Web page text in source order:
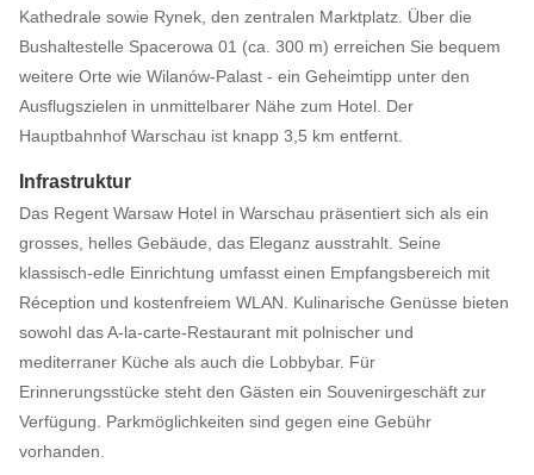
Kathedrale sowie Rynek, den zentralen Marktplatz. Über die
Bushaltestelle Spacerowa 01 (ca. 300 m) erreichen Sie bequem
weitere Orte wie Wilanów-Palast - ein Geheimtipp unter den
Ausflugszielen in unmittelbarer Nähe zum Hotel. Der
Hauptbahnhof Warschau ist knapp 3,5 km entfernt.
Infrastruktur
Das Regent Warsaw Hotel in Warschau präsentiert sich als ein
grosses, helles Gebäude, das Eleganz ausstrahlt. Seine
klassisch-edle Einrichtung umfasst einen Empfangsbereich mit
Réception und kostenfreiem WLAN. Kulinarische Genüsse bieten
sowohl das A-la-carte-Restaurant mit polnischer und
mediterraner Küche als auch die Lobbybar. Für
Erinnerungsstücke steht den Gästen ein Souvenirgeschäft zur
Verfügung. Parkmöglichkeiten sind gegen eine Gebühr
vorhanden.